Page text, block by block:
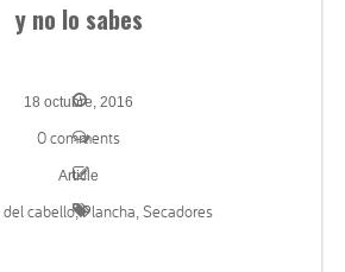
y no lo sabes
18 octubre, 2016
0 comments
Article
cabello,Plancha, Secadores